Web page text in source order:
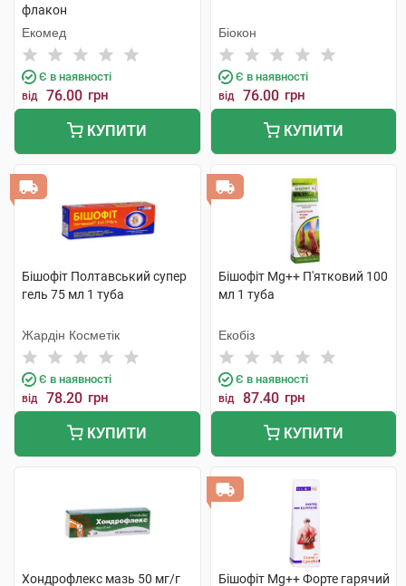
флакон
Екомед
Є в наявності
від 76.00 грн
КУПИТИ
Біокон
Є в наявності
від 76.00 грн
КУПИТИ
Бішофіт Полтавський супер
гель 75 мл 1 туба
Жардін Косметік
Є в наявності
від 78.20 грн
КУПИТИ
Бішофіт Mg++ П'ятковий 100
мл 1 туба
Екобіз
Є в наявності
від 87.40 грн
КУПИТИ
Хондрофлекс мазь 50 мг/г Бішофіт Mg++ Форте гарячий